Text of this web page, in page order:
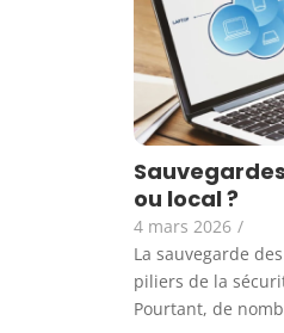
ou local ?
4 mars 2026 /
La sauvegarde
piliers de la
Pourtant, de